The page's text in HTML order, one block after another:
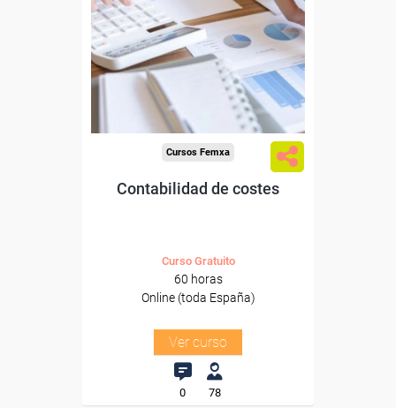
Para desempleados,
trabajadores y autónomos.
Sector
-Administración.
Cursos Femxa
Contabilidad de costes
Curso Gratuito
60 horas
Online (toda España)
Ver curso
0 78